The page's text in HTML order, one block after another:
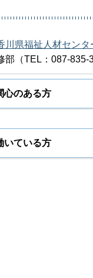
川県福祉人材センタ
（TEL：087-835-
心のある方
いている方